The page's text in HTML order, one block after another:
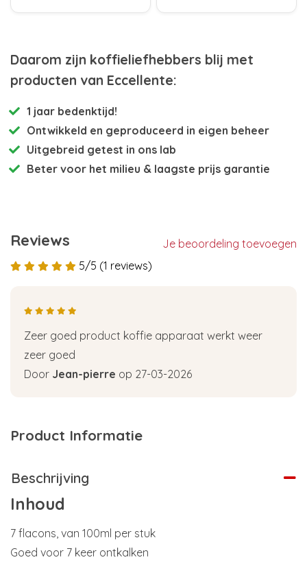
Daarom zijn koffieliefhebbers blij met
producten van Eccellente:
1 jaar bedenktijd!
Ontwikkeld en geproduceerd in eigen beheer
Uitgebreid getest in ons lab
Beter voor het milieu & laagste prijs garantie
Reviews
Je beoordeling toevoegen
5/5 (1 reviews)
Zeer goed product koffie apparaat werkt weer
zeer goed
Door Jean-pierre op 27-03-2026
Product Informatie
Beschrijving
Inhoud
7 flacons, van 100ml per stuk
Goed voor 7 keer ontkalken